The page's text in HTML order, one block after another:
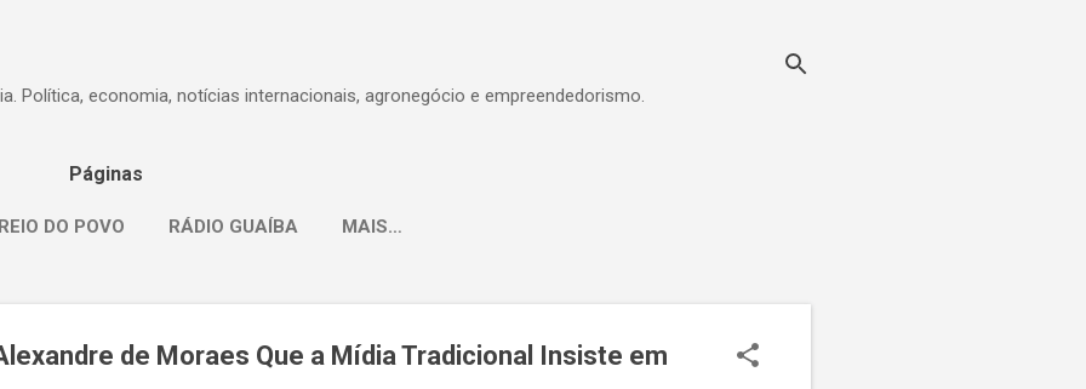
Política, economia, notícias internacionais, agronegócio e empreendedorismo.
Páginas
DO POVO RÁDIO GUAÍBA MAIS…
de Moraes Que a Mídia Tradicional Insiste em